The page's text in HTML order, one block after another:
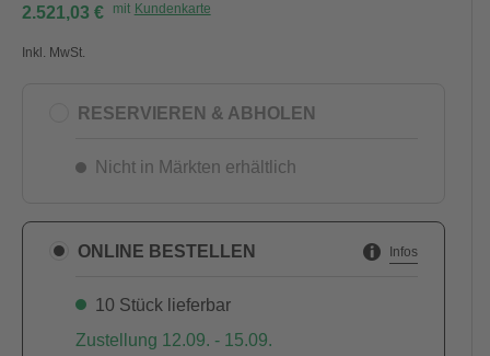
2.521,03 € mit Kundenkarte
Inkl. MwSt.
RESERVIEREN & ABHOLEN
Nicht in Märkten erhältlich
ONLINE BESTELLEN Infos
10 Stück lieferbar
Zustellung 12.09. - 15.09.